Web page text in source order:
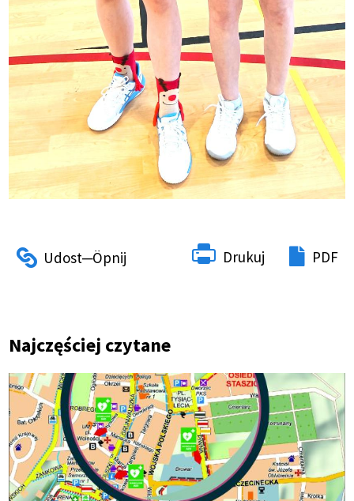
Drukuj PDF
Najczęściej czytane